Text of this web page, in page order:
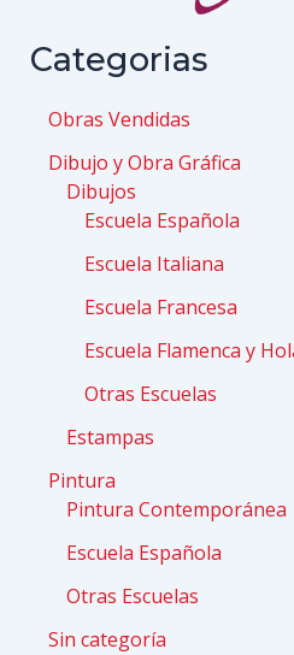
Categorias
Obras Vendidas
Dibujo y Obra Gráfica
Dibujos
Escuela Española
Escuela Italiana
Escuela Francesa
Escuela Flamenca y
Otras Escuelas
Estampas
Pintura
Pintura Contemporánea
Escuela Española
Otras Escuelas
Sin categoría